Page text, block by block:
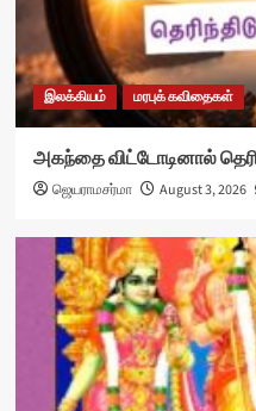
இலக்கியம் மரபுக் கவிதைகள்
அகந்தை விட்டோடினால்
ஜெயராமசர்மா August 3, 2026